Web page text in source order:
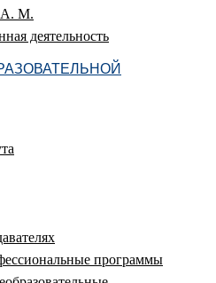
А. М.
деятельность
программы